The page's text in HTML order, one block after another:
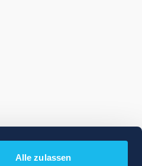
Alle zulassen